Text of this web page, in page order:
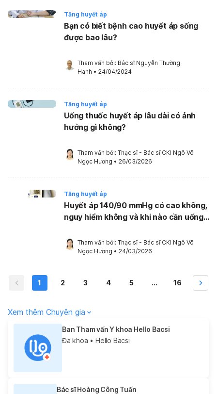
Tăng huyết áp
Bạn có biết bệnh cao huyết áp sống
được bao lâu?
Tham vấn bởi: Bác sĩ Nguyễn Thường
Hanh • 24/04/2024
Tăng huyết áp
Uống thuốc huyết áp lâu dài có ảnh
hưởng gì không?
Tham vấn bởi: Thạc sĩ - Bác sĩ CKI Ngô Võ
Ngọc Hương • 26/03/2026
Tăng huyết áp
Huyết áp 140/90 mmHg có cao không,
nguy hiểm không và khi nào cần uống
Tham vấn bởi: Thạc sĩ - Bác sĩ CKI Ngô Võ
Ngọc Hương • 24/03/2026
1 2 3 4 5 ... 16
Xem thêm Chuyên gia
Ban Tham vấn Y khoa Hello Bacsi
Đa khoa • Hello Bacsi
Bác sĩ Hoàng Công Tuấn